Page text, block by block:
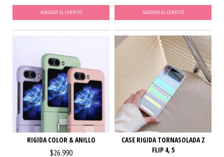
AGREGAR AL CARRITO AGREGAR AL CARRITO
RIGIDA COLOR & ANILLO
$26.990
CASE RIGIDA TORNASOLADA Z
FLIP 4, 5